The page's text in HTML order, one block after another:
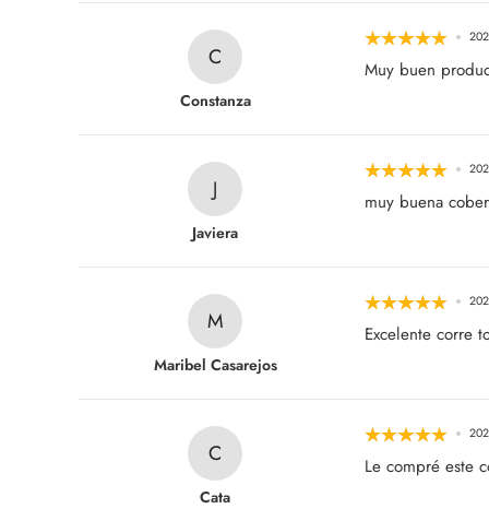
C
Constanza
Muy buen
J
Javiera
muy buena
M
Maribel Casarejos
Excelente corre
C
Cata
Le compré este